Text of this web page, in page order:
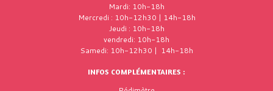
Mardi: 10h-18h
Mercredi : 10h-12h30 | 14h-18h
Jeudi : 10h-18h
vendredi: 10h-18h
Samedi: 10h-12h30 | 14h-18h
INFOS COMPLÉMENTAIRES :